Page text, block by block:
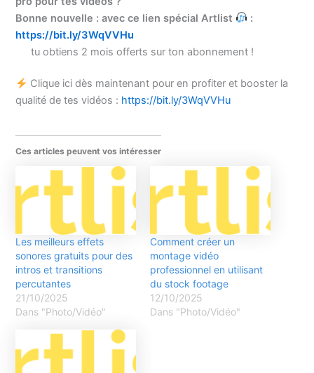
Bonne nouvelle : avec ce lien spécial Artlist
:
https://bit.ly/3WqVVHu
tu obtiens 2 mois offerts sur ton abonnement !
Clique ici dès maintenant pour en profiter et booster la
qualité de tes vidéos : https://bit.ly/3WqVVHu
Ces articles peuvent vos intéresser
Les meilleurs effets
sonores gratuits pour des
intros et transitions
percutantes
21/10/2025
Dans "Photo/Vidéo"
Comment créer un
montage vidéo
professionnel en utilisant
du stock footage
12/10/2025
Dans "Photo/Vidéo"